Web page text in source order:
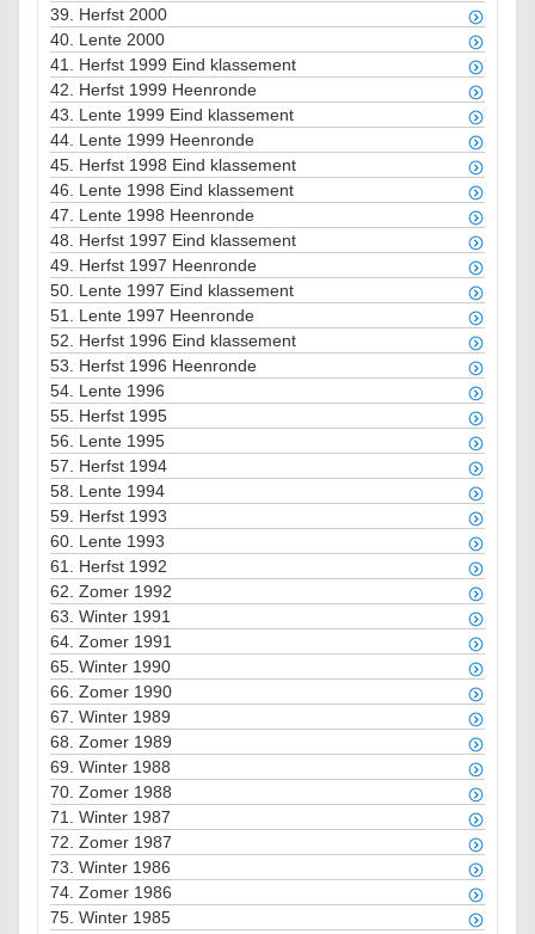
39. Herfst 2000
40. Lente 2000
41. Herfst 1999 Eind klassement
42. Herfst 1999 Heenronde
43. Lente 1999 Eind klassement
44. Lente 1999 Heenronde
45. Herfst 1998 Eind klassement
46. Lente 1998 Eind klassement
47. Lente 1998 Heenronde
48. Herfst 1997 Eind klassement
49. Herfst 1997 Heenronde
50. Lente 1997 Eind klassement
51. Lente 1997 Heenronde
52. Herfst 1996 Eind klassement
53. Herfst 1996 Heenronde
54. Lente 1996
55. Herfst 1995
56. Lente 1995
57. Herfst 1994
58. Lente 1994
59. Herfst 1993
60. Lente 1993
61. Herfst 1992
62. Zomer 1992
63. Winter 1991
64. Zomer 1991
65. Winter 1990
66. Zomer 1990
67. Winter 1989
68. Zomer 1989
69. Winter 1988
70. Zomer 1988
71. Winter 1987
72. Zomer 1987
73. Winter 1986
74. Zomer 1986
75. Winter 1985